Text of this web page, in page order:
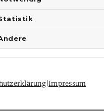
|Impressum